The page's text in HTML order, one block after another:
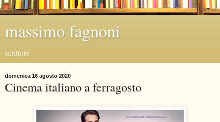
massimo fagnoni
scrittore
domenica 16 agosto 2020
Cinema italiano a ferragosto